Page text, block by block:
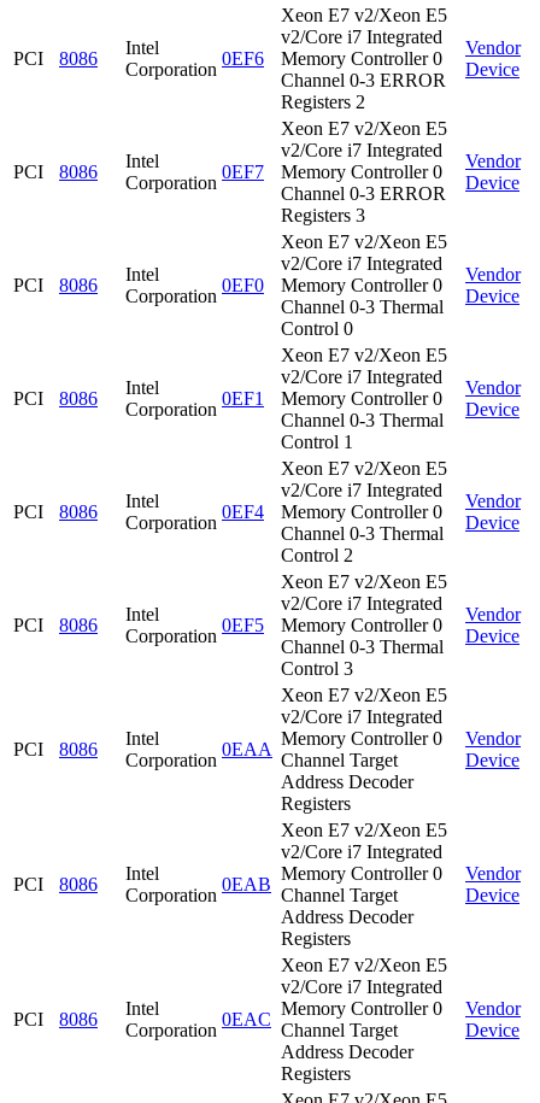
PCI 8086
Intel
Corporation
0EF6
Xeon E7 v2/Xeon E5
v2/Core i7 Integrated
Memory Controller 0
Channel 0-3 ERROR
Registers 2
Vendor
Device
PCI 8086
Intel
Corporation
0EF7
Xeon E7 v2/Xeon E5
v2/Core i7 Integrated
Memory Controller 0
Channel 0-3 ERROR
Registers 3
Vendor
Device
PCI 8086
Intel
Corporation
0EF0
Xeon E7 v2/Xeon E5
v2/Core i7 Integrated
Memory Controller 0
Channel 0-3 Thermal
Control 0
Vendor
Device
PCI 8086
Intel
Corporation
0EF1
Xeon E7 v2/Xeon E5
v2/Core i7 Integrated
Memory Controller 0
Channel 0-3 Thermal
Control 1
Vendor
Device
PCI 8086
Intel
Corporation
0EF4
Xeon E7 v2/Xeon E5
v2/Core i7 Integrated
Memory Controller 0
Channel 0-3 Thermal
Control 2
Vendor
Device
PCI 8086
Intel
Corporation
0EF5
Xeon E7 v2/Xeon E5
v2/Core i7 Integrated
Memory Controller 0
Channel 0-3 Thermal
Control 3
Vendor
Device
PCI 8086
Intel
Corporation
0EAA
Xeon E7 v2/Xeon E5
v2/Core i7 Integrated
Memory Controller 0
Channel Target
Address Decoder
Registers
Vendor
Device
PCI 8086
Intel
Corporation
0EAB
Xeon E7 v2/Xeon E5
v2/Core i7 Integrated
Memory Controller 0
Channel Target
Address Decoder
Registers
Vendor
Device
PCI 8086
Intel
Corporation
0EAC
Xeon E7 v2/Xeon E5
v2/Core i7 Integrated
Memory Controller 0
Channel Target
Address Decoder
Registers
Vendor
Device